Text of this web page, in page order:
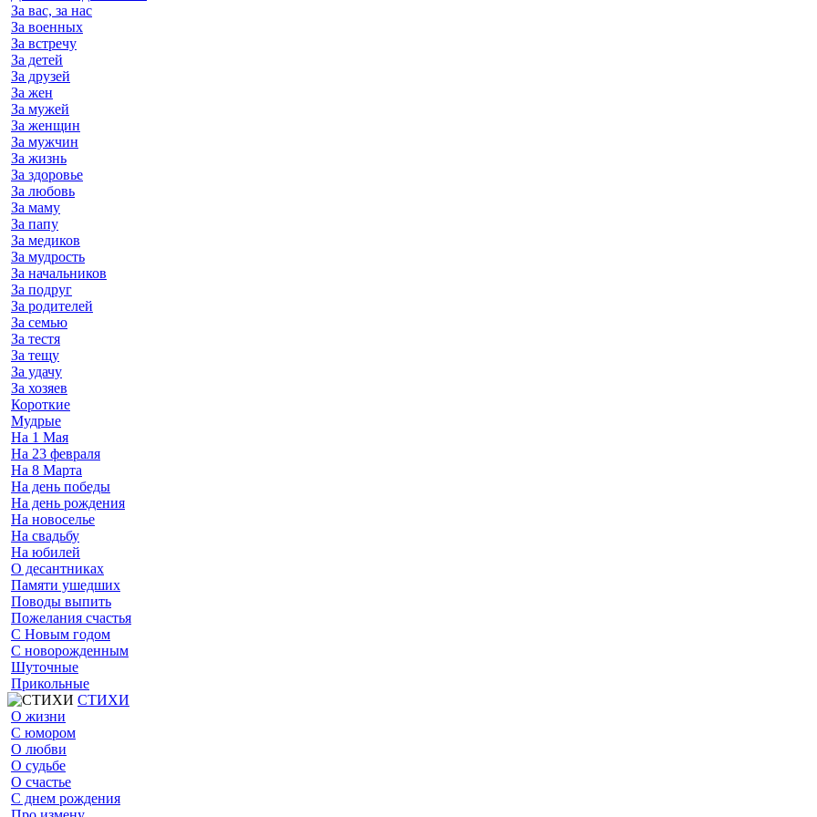
За вас, за нас
За военных
За встречу
За детей
За друзей
За жен
За мужей
За женщин
За мужчин
За жизнь
За здоровье
За любовь
За маму
За папу
За медиков
За мудрость
За начальников
За подруг
За родителей
За семью
За тестя
За тещу
За удачу
За хозяев
Короткие
Мудрые
На 1 Мая
На 23 февраля
На 8 Марта
На день победы
На день рождения
На новоселье
На свадьбу
На юбилей
О десантниках
Памяти ушедших
Поводы выпить
Пожелания счастья
С Новым годом
С новорожденным
Шуточные
Прикольные
СТИХИ
О жизни
С юмором
О любви
О судьбе
О счастье
С днем рождения